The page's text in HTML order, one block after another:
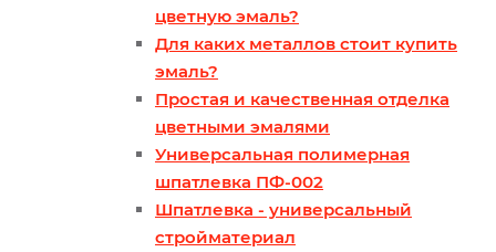
цветную эмаль?
Для каких металлов стоит купить
эмаль?
Простая и качественная отделка
цветными эмалями
Универсальная полимерная
шпатлевка ПФ-002
Шпатлевка - универсальный
стройматериал